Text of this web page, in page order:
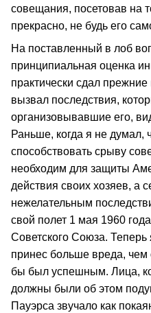
совещания, посетовав на
прекрасно, не будь его
На поставленный в лоб
принципиальная оценка
практически сдал
вызвал последствия,
организовывавшие его,
Раньше, когда я не думал,
способствовать срыву
необходим для защиты
действия своих хозяев, а
нежелательным
свой полет 1 мая 1960
Советского Союза. Теперь
принес больше вреда,
бы был успешным. Лица,
должны были об этом
Пауэрса звучало как